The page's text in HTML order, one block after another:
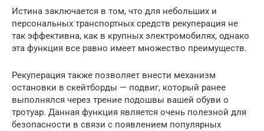
Истина заключается в том, что для небольших и
персональных транспортных средств рекуперация не
так эффективна, как в крупных электромобилях, однако
эта функция все равно имеет множество преимуществ.
Рекуперация также позволяет внести механизм
остановки в скейтборды — подвиг, который ранее
выполнялся через трение подошвы вашей обуви о
тротуар. Данная функция является очень полезной для
безопасности в связи с появлением популярных